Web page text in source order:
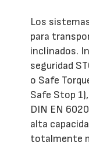
Los
para
inclinados.
seguridad
o Safe
Safe Stop
DIN EN
alta
totalmente